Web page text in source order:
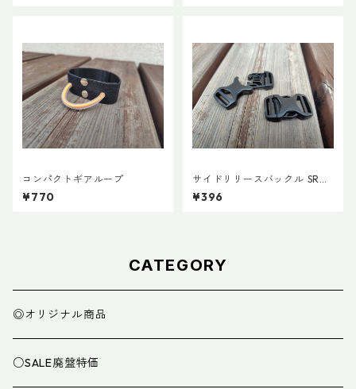
コンパクトギアループ
¥770
サイドリリースバックル SRG
MD 両引き 20mm (２個)
¥396
CATEGORY
◎オリジナル商品
○SALE廃盤特価